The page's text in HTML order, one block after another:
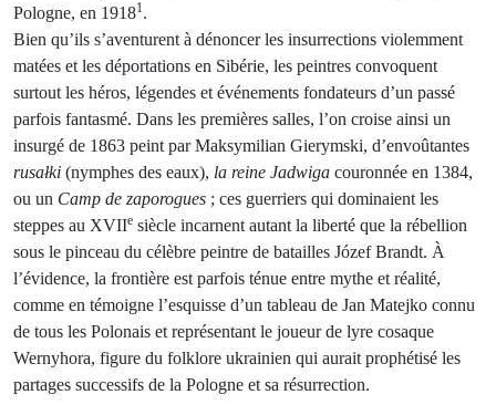
Pologne, en 19181.
Bien qu’ils s’aventurent à dénoncer les insurrections violemment
matées et les déportations en Sibérie, les peintres convoquent
surtout les héros, légendes et événements fondateurs d’un passé
parfois fantasmé. Dans les premières salles, l’on croise ainsi un
insurgé de 1863 peint par Maksymilian Gierymski, d’envoûtantes
rusałki (nymphes des eaux), la reine Jadwiga couronnée en 1384,
ou un Camp de zaporogues ; ces guerriers qui dominaient les
steppes au XVIIe siècle incarnent autant la liberté que la rébellion
sous le pinceau du célèbre peintre de batailles Józef Brandt. À
l’évidence, la frontière est parfois ténue entre mythe et réalité,
comme en témoigne l’esquisse d’un tableau de Jan Matejko connu
de tous les Polonais et représentant le joueur de lyre cosaque
Wernyhora, figure du folklore ukrainien qui aurait prophétisé les
partages successifs de la Pologne et sa résurrection.